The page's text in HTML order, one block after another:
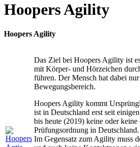
Hoopers Agility
Hoopers Agility
Das Ziel bei Hoopers Agility ist
mit Körper- und Hörzeichen
führen. Der Mensch hat dabei
Bewegungsbereich.
Hoopers Agility kommt
ist in Deutschland erst seit
bis heute (2019) keine oder
Prüfungsordnung in Deutschland.
Im Gegensatz zum Agility muss